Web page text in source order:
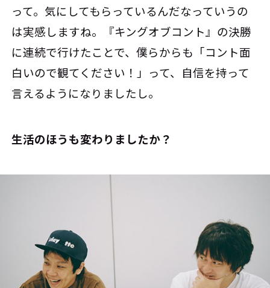
って。気にしてもらっているんだなっていうの
は実感しますね。『キングオブコント』の決勝
に連続で行けたことで、僕らからも「コント面
白いので観てください！」って、自信を持って
言えるようになりましたし。
――生活のほうも変わりましたか？